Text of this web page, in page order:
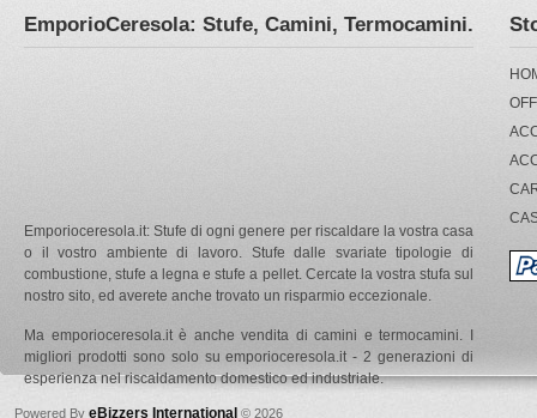
EmporioCeresola: Stufe, Camini, Termocamini.
Emporioceresola.it: Stufe di ogni genere per riscaldare la vostra casa
o il vostro ambiente di lavoro. Stufe dalle svariate tipologie di
combustione, stufe a legna e stufe a pellet. Cercate la vostra stufa sul
nostro sito, ed averete anche trovato un risparmio eccezionale.
Ma emporioceresola.it è anche vendita di camini e termocamini. I
migliori prodotti sono solo su emporioceresola.it - 2 generazioni di
esperienza nel riscaldamento domestico ed industriale.
Powered By eBizzers International © 2026